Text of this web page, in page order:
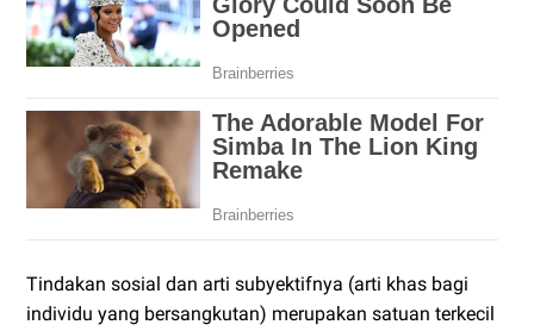
Tindakan sosial dan arti subyektifnya (arti khas bagi
individu yang bersangkutan) merupakan satuan terkecil